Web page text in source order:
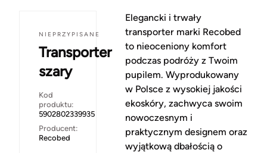
NIEPRZYPISANE
Transporter
szary
Kod
produktu:
5902802339935
Producent:
Recobed
Elegancki i trwały
transporter marki Recobed
to nieoceniony komfort
podczas podróży z Twoim
pupilem. Wyprodukowany
w Polsce z wysokiej jakości
ekoskóry, zachwyca swoim
nowoczesnym i
praktycznym designem oraz
wyjątkową dbałością o